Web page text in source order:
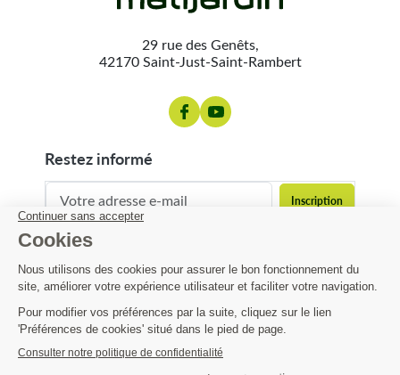
29 rue des Genêts,
42170 Saint-Just-Saint-Rambert
restez informé
contact@matijardin.fr 04 81 120 120
Matijardin